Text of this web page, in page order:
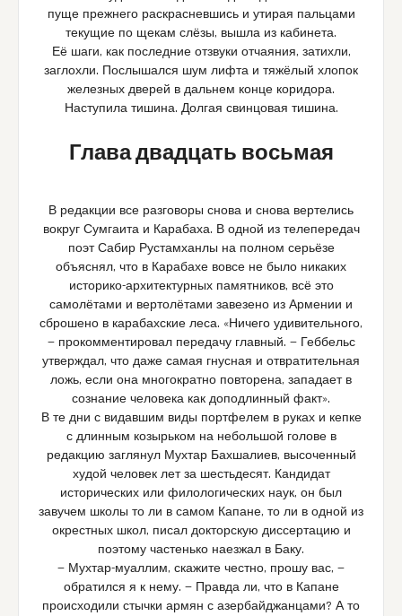
пуще прежнего раскрасневшись и утирая пальцами
текущие по щекам слёзы, вышла из кабинета.
Её шаги, как последние отзвуки отчаяния, затихли,
заглохли. Послышался шум лифта и тяжёлый хлопок
железных дверей в дальнем конце коридора.
Наступила тишина. Долгая свинцовая тишина.
Глава двадцать восьмая
В редакции все разговоры снова и снова вертелись
вокруг Сумгаита и Карабаха. В одной из телепередач
поэт Сабир Рустамханлы на полном серьёзе
объяснял, что в Карабахе вовсе не было никаких
историко-архитектурных памятников, всё это
самолётами и вертолётами завезено из Армении и
сброшено в карабахские леса. «Ничего удивительного,
— прокомментировал передачу главный. — Геббельс
утверждал, что даже самая гнусная и отвратительная
ложь, если она многократно повторена, западает в
сознание человека как доподлинный факт».
В те дни с видавшим виды портфелем в руках и кепке
с длинным козырьком на небольшой голове в
редакцию заглянул Мухтар Бахшалиев, высоченный
худой человек лет за шестьдесят. Кандидат
исторических или филологических наук, он был
завучем школы то ли в самом Капане, то ли в одной из
окрестных школ, писал докторскую диссертацию и
поэтому частенько наезжал в Баку.
— Мухтар-муаллим, скажите честно, прошу вас, —
обратился я к нему. — Правда ли, что в Капане
происходили стычки армян с азербайджанцами? А то